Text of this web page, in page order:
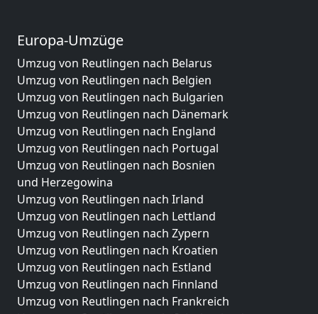
Europa-Umzüge
Umzug von Reutlingen nach Belarus
Umzug von Reutlingen nach Belgien
Umzug von Reutlingen nach Bulgarien
Umzug von Reutlingen nach Dänemark
Umzug von Reutlingen nach England
Umzug von Reutlingen nach Portugal
Umzug von Reutlingen nach Bosnien
und Herzegowina
Umzug von Reutlingen nach Irland
Umzug von Reutlingen nach Lettland
Umzug von Reutlingen nach Zypern
Umzug von Reutlingen nach Kroatien
Umzug von Reutlingen nach Estland
Umzug von Reutlingen nach Finnland
Umzug von Reutlingen nach Frankreich